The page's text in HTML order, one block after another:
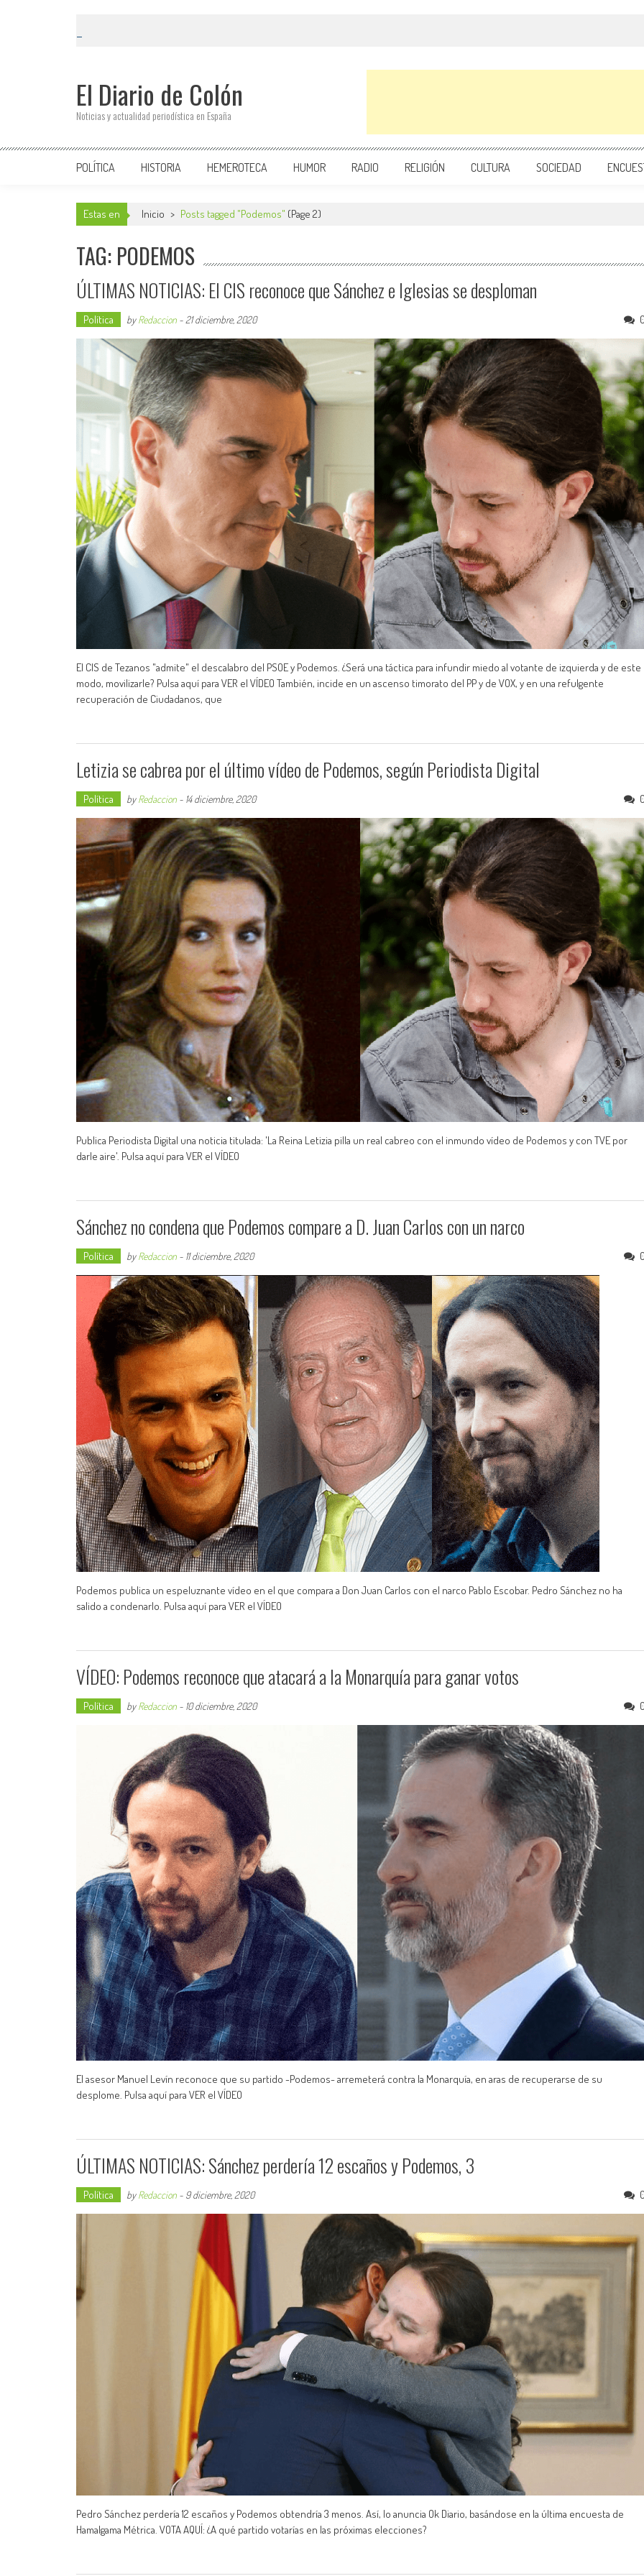
El Diario de Colón
Noticias y actualidad periodística en España
POLÍTICA HISTORIA HEMEROTECA HUMOR RADIO RELIGIÓN CULTURA SOCIEDAD
Estas en Inicio > Posts tagged "Podemos" (Page 2)
TAG: PODEMOS
ÚLTIMAS NOTICIAS: El CIS reconoce que Sánchez e Iglesias se desploman
Política byRedaccion - 21 diciembre, 2020
El CIS de Tezanos "admite" el descalabro del PSOE y Podemos. ¿Será una táctica para infundir miedo al votante de izquierda y de este
modo, movilizarle? Pulsa aquí para VER el VÍDEO También, incide en un ascenso timorato del PP y de VOX, y en una refulgente
recuperación de Ciudadanos, que
Letizia se cabrea por el último vídeo de Podemos, según Periodista Digital
Política byRedaccion - 14 diciembre, 2020
Publica Periodista Digital una noticia titulada: 'La Reina Letizia pilla un real cabreo con el inmundo vídeo de Podemos y con TVE por
darle aire'. Pulsa aquí para VER el VÍDEO
Sánchez no condena que Podemos compare a D. Juan Carlos con un narco
Política byRedaccion - 11 diciembre, 2020
Podemos publica un espeluznante vídeo en el que compara a Don Juan Carlos con el narco Pablo Escobar. Pedro Sánchez no ha
salido a condenarlo. Pulsa aquí para VER el VÍDEO
VÍDEO: Podemos reconoce que atacará a la Monarquía para ganar votos
Política byRedaccion - 10 diciembre, 2020
El asesor Manuel Levín reconoce que su partido -Podemos- arremeterá contra la Monarquía, en aras de recuperarse de su
desplome. Pulsa aquí para VER el VÍDEO
ÚLTIMAS NOTICIAS: Sánchez perdería 12 escaños y Podemos, 3
Política byRedaccion - 9 diciembre, 2020
Pedro Sánchez perdería 12 escaños y Podemos obtendría 3 menos. Así, lo anuncia Ok Diario, basándose en la última encuesta de
Hamalgama Métrica. VOTA AQUÍ: ¿A qué partido votarías en las próximas elecciones?